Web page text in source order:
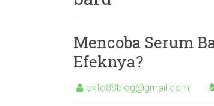
Mencoba Serum
Efeknya?
okto88blog@gmail.com